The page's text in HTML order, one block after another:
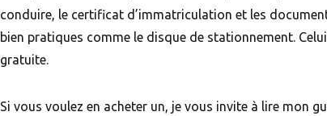
conduire, le certificat d’immatriculation et les
bien pratiques comme le disque de stationnement.
gratuite.
Si vous voulez en acheter un, je vous invite à lire mon